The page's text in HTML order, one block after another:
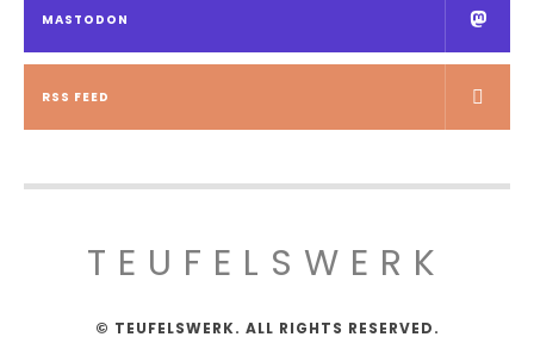
MASTODON
RSS FEED
TEUFELSWERK
© TEUFELSWERK. ALL RIGHTS RESERVED.